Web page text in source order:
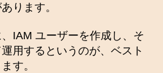
ります。
IAM ユーザーを作成し、そ
用するというのが、ベスト
す。